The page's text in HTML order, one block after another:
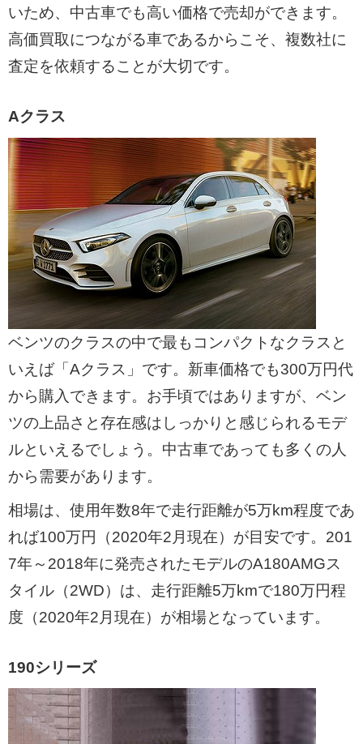
いため、中古車でも高い価格で売却ができます。
高価買取につながる車であるからこそ、複数社に
査定を依頼することが大切です。
Aクラス
ベンツのクラスの中で最もコンパクトなクラスと
いえば「Aクラス」です。新車価格でも300万円代
から購入できます。お手頃ではありますが、ベン
ツの上品さと存在感はしっかりと感じられるモデ
ルといえるでしょう。中古車であっても多くの人
から需要があります。
相場は、使用年数8年で走行距離が5万km程度であ
れば100万円（2020年2月現在）が目安です。201
7年～2018年に発売されたモデルのA180AMGス
タイル（2WD）は、走行距離5万kmで180万円程
度（2020年2月現在）が相場となっています。
190シリーズ